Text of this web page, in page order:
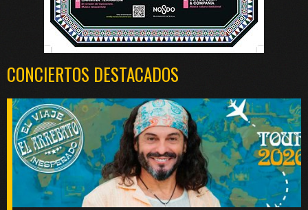
CONCIERTOS DESTACADOS